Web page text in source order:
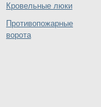
Кровельные люки
Противопожарные
ворота